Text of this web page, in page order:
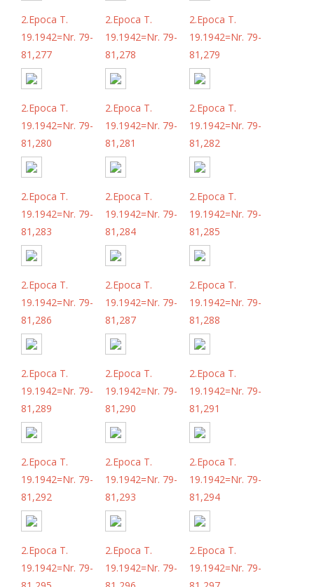
2.Epoca T.
19.1942=Nr. 79-
81,277
2.Epoca T.
19.1942=Nr. 79-
81,278
2.Epoca T.
19.1942=Nr. 79-
81,279
2.Epoca T.
19.1942=Nr. 79-
81,280
2.Epoca T.
19.1942=Nr. 79-
81,281
2.Epoca T.
19.1942=Nr. 79-
81,282
2.Epoca T.
19.1942=Nr. 79-
81,283
2.Epoca T.
19.1942=Nr. 79-
81,284
2.Epoca T.
19.1942=Nr. 79-
81,285
2.Epoca T.
19.1942=Nr. 79-
81,286
2.Epoca T.
19.1942=Nr. 79-
81,287
2.Epoca T.
19.1942=Nr. 79-
81,288
2.Epoca T.
19.1942=Nr. 79-
81,289
2.Epoca T.
19.1942=Nr. 79-
81,290
2.Epoca T.
19.1942=Nr. 79-
81,291
2.Epoca T.
19.1942=Nr. 79-
81,292
2.Epoca T.
19.1942=Nr. 79-
81,293
2.Epoca T.
19.1942=Nr. 79-
81,294
2.Epoca T.
19.1942=Nr. 79-
2.Epoca T.
19.1942=Nr. 79-
2.Epoca T.
19.1942=Nr. 79-